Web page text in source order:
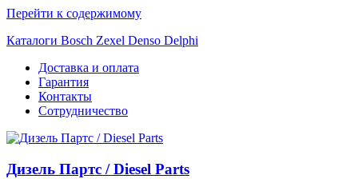
Перейти к содержимому
Каталоги Bosch Zexel Denso Delphi
Доставка и оплата
Гарантия
Контакты
Сотрудничество
Дизель Партс / Diesel Parts